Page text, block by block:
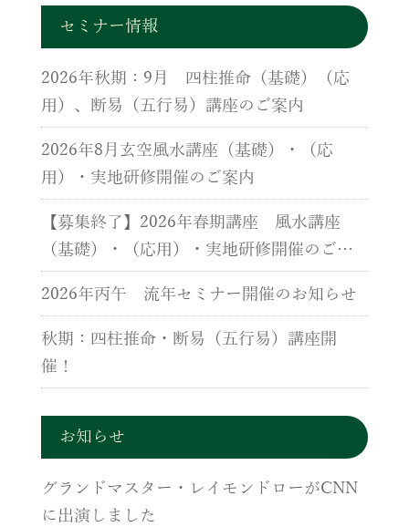
セミナー情報
2026年秋期：9月 四柱推命（基礎）（応
用）、断易（五行易）講座のご案内
2026年8月玄空風水講座（基礎）・（応
用）・実地研修開催のご案内
【募集終了】2026年春期講座 風水講座
（基礎）・（応用）・実地研修開催のご案
内
2026年丙午 流年セミナー開催のお知らせ
秋期：四柱推命・断易（五行易）講座開
催！
お知らせ
グランドマスター・レイモンドローがCNN
に出演しました